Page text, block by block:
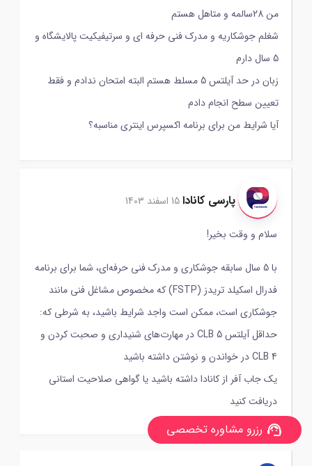
من 28سالمه و متاهل هستم
شغلم جوشکاریه و مدرک فنی حرفه ای و سرتیفیکیت پالایشگاه و
5 سال دارم
زبان در حد آیلتس 5 مسلط هستم البته امتحان ندادم و فقط
تعیین سطح انجام دادم
آیا شرایط من برای برنامه اکسپرس اینتری مناسبه؟
پارسی کانادا 15 اسفند 1403
سلام و وقت بخیر!
با 5 سال سابقه جوشکاری و مدرک فنی حرفه‌ای، شما برای برنامه
فدرال اسکیلد تریدز (FSTP) که مخصوص مشاغل فنی مانند
جوشکاری است، ممکن است واجد شرایط باشید، به شرطی که:
حداقل آیلتس CLB 5 در مهارت‌های شنیداری و صحبت کردن و
CLB 4 در خواندن و نوشتن داشته باشید
یک جاب آفر از کانادا داشته باشید یا گواهی صلاحیت استانی
دریافت کنید
support_agent رزرو مشاوره تخصصی